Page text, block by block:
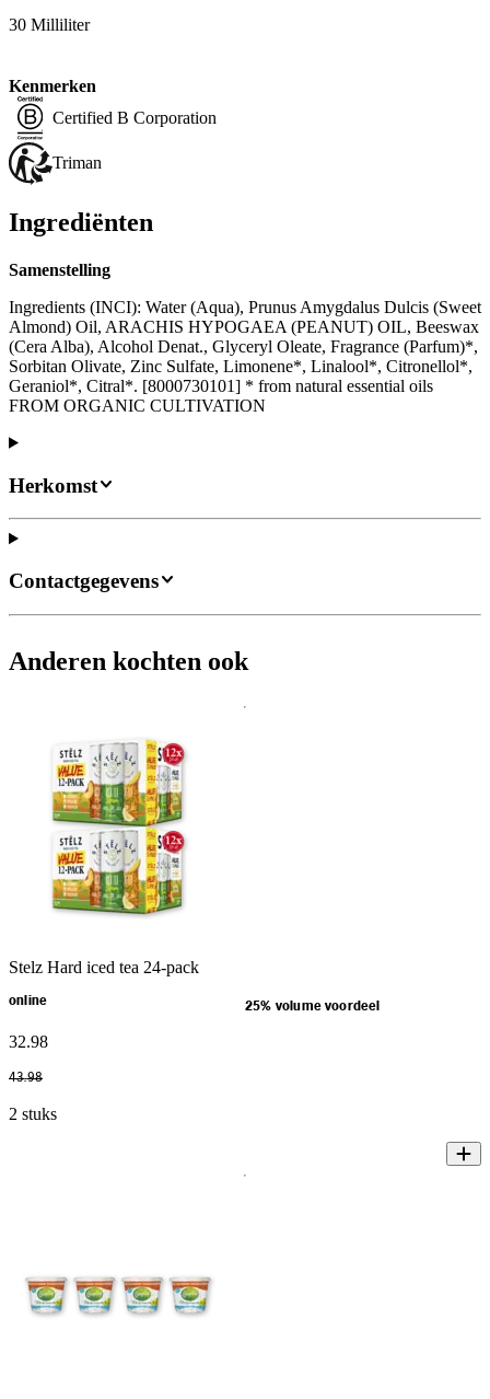
30 Milliliter
Kenmerken
Certified B Corporation
Triman
Ingrediënten
Samenstelling
Ingredients (INCI): Water (Aqua), Prunus Amygdalus Dulcis (Sweet
Almond) Oil, ARACHIS HYPOGAEA (PEANUT) OIL, Beeswax
(Cera Alba), Alcohol Denat., Glyceryl Oleate, Fragrance (Parfum)*,
Sorbitan Olivate, Zinc Sulfate, Limonene*, Linalool*, Citronellol*,
Geraniol*, Citral*. [8000730101] * from natural essential oils
FROM ORGANIC CULTIVATION
Herkomst
Contactgegevens
Anderen kochten ook
Stelz Hard iced tea 24-pack
online 25% volume voordeel
32.98
43.98
2 stuks